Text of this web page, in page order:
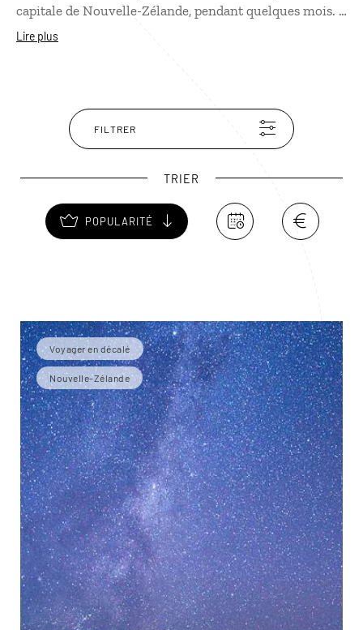
capitale de Nouvelle-Zélande, pendant quelques mois. Il
reste certains édifices de cette période comme
principal de Russell est sa superbe plage donnant sur la
baie de Kororareka. De la ville, il est facile d’organiser
des excursions en bateau dans Bay of islands ou des
Lire plus
FILTRER
TRIER
POPULARITÉ
Voyager en décalé
Nouvelle-Zélande